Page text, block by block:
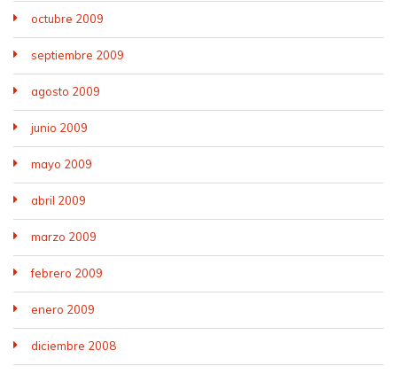
octubre 2009
septiembre 2009
agosto 2009
junio 2009
mayo 2009
abril 2009
marzo 2009
febrero 2009
enero 2009
diciembre 2008